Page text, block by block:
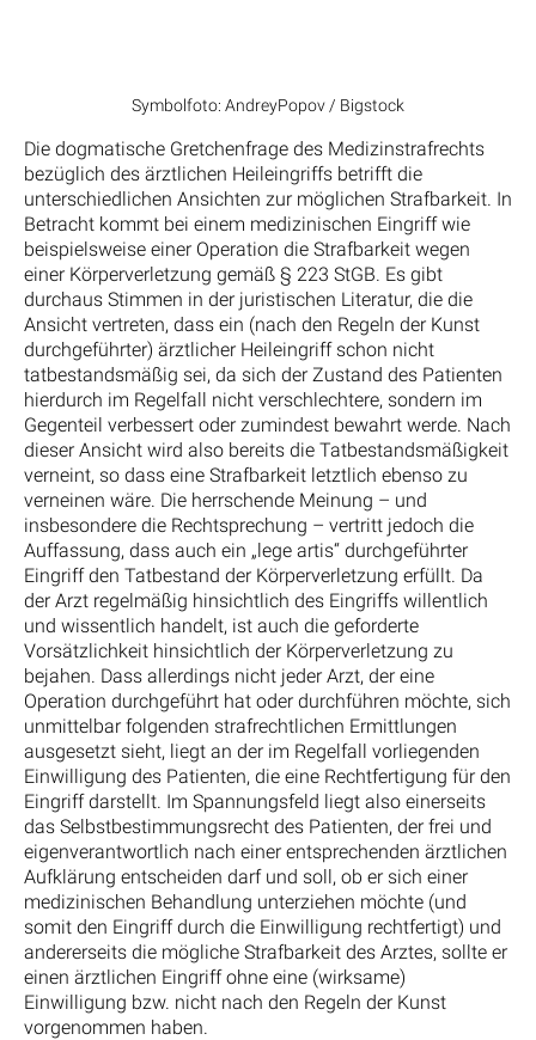
Symbolfoto: AndreyPopov / Bigstock
Die dogmatische Gretchenfrage des Medizinstrafrechts
bezüglich des ärztlichen Heileingriffs betrifft die
unterschiedlichen Ansichten zur möglichen Strafbarkeit. In
Betracht kommt bei einem medizinischen Eingriff wie
beispielsweise einer Operation die Strafbarkeit wegen
einer Körperverletzung gemäß § 223 StGB. Es gibt
durchaus Stimmen in der juristischen Literatur, die die
Ansicht vertreten, dass ein (nach den Regeln der Kunst
durchgeführter) ärztlicher Heileingriff schon nicht
tatbestandsmäßig sei, da sich der Zustand des Patienten
hierdurch im Regelfall nicht verschlechtere, sondern im
Gegenteil verbessert oder zumindest bewahrt werde. Nach
dieser Ansicht wird also bereits die Tatbestandsmäßigkeit
verneint, so dass eine Strafbarkeit letztlich ebenso zu
verneinen wäre. Die herrschende Meinung – und
insbesondere die Rechtsprechung – vertritt jedoch die
Auffassung, dass auch ein „lege artis“ durchgeführter
Eingriff den Tatbestand der Körperverletzung erfüllt. Da
der Arzt regelmäßig hinsichtlich des Eingriffs willentlich
und wissentlich handelt, ist auch die geforderte
Vorsätzlichkeit hinsichtlich der Körperverletzung zu
bejahen. Dass allerdings nicht jeder Arzt, der eine
Operation durchgeführt hat oder durchführen möchte, sich
unmittelbar folgenden strafrechtlichen Ermittlungen
ausgesetzt sieht, liegt an der im Regelfall vorliegenden
Einwilligung des Patienten, die eine Rechtfertigung für den
Eingriff darstellt. Im Spannungsfeld liegt also einerseits
das Selbstbestimmungsrecht des Patienten, der frei und
eigenverantwortlich nach einer entsprechenden ärztlichen
Aufklärung entscheiden darf und soll, ob er sich einer
medizinischen Behandlung unterziehen möchte (und
somit den Eingriff durch die Einwilligung rechtfertigt) und
andererseits die mögliche Strafbarkeit des Arztes, sollte er
einen ärztlichen Eingriff ohne eine (wirksame)
Einwilligung bzw. nicht nach den Regeln der Kunst
vorgenommen haben.